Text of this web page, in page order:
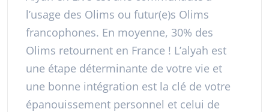
l’usage des Olims ou futur(e)s Olims
francophones. En moyenne, 30% des
Olims retournent en France ! L’alyah est
une étape déterminante de votre vie et
une bonne intégration est la clé de votre
épanouissement personnel et celui de